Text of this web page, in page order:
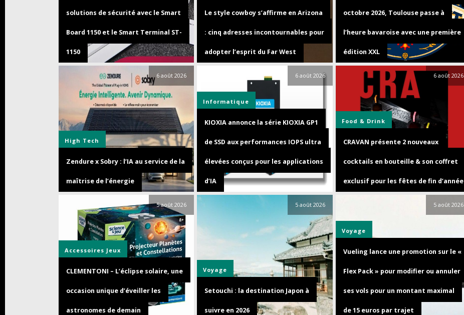
solutions de sécurité avec le Smart
Board 1150 et le Smart Terminal ST-
1150
Le style cowboy s’affirme en Arizona
: cinq adresses incontournables pour
adopter l’esprit du Far West
octobre 2026, Toulouse passe à
l’heure bavaroise avec une première
édition XXL
6 août 2026
High Tech
Zendure x Sobry : l’IA au service de la
maîtrise de l’énergie
6 août 2026
Informatique
KIOXIA annonce la série KIOXIA GP1
de SSD aux performances IOPS ultra
élevées conçus pour les applications
d’IA
6 août 2026
Food & Drink
CRAVAN présente 2 nouveaux
cocktails en bouteille & son coffret
exclusif pour les fêtes de fin d’année
5 août 2026
Accessoires Jeux
CLEMENTONI – L’éclipse solaire, une
occasion unique d’éveiller les
astronomes de demain
5 août 2026
Voyage
Setouchi : la destination Japon à
suivre en 2026
5 août 2026
Voyage
Vueling lance une promotion sur le «
Flex Pack » pour modifier ou annuler
ses vols pour un montant maximal
de 15 euros par trajet